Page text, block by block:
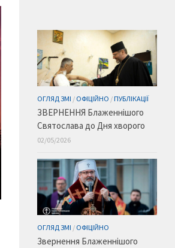
ОГЛЯД ЗМІ / ОФІЦІЙНО /ПУБЛІКАЦІЇ
ЗВЕРНЕННЯ Блаженнішого
Святослава до Дня хворого
02/05/2026
ОГЛЯД ЗМІ / ОФІЦІЙНО
Звернення Блаженнішого